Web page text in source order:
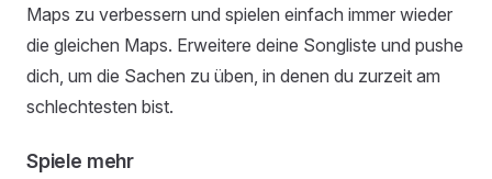
Maps zu verbessern und spielen einfach immer wieder
die gleichen Maps. Erweitere deine Songliste und pushe
dich, um die Sachen zu üben, in denen du zurzeit am
schlechtesten bist.
Spiele mehr